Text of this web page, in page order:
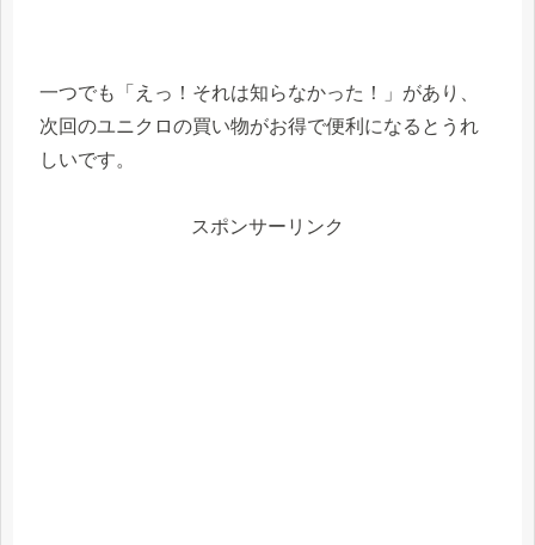
一つでも「えっ！それは知らなかった！」があり、
次回のユニクロの買い物がお得で便利になるとうれ
しいです。
スポンサーリンク